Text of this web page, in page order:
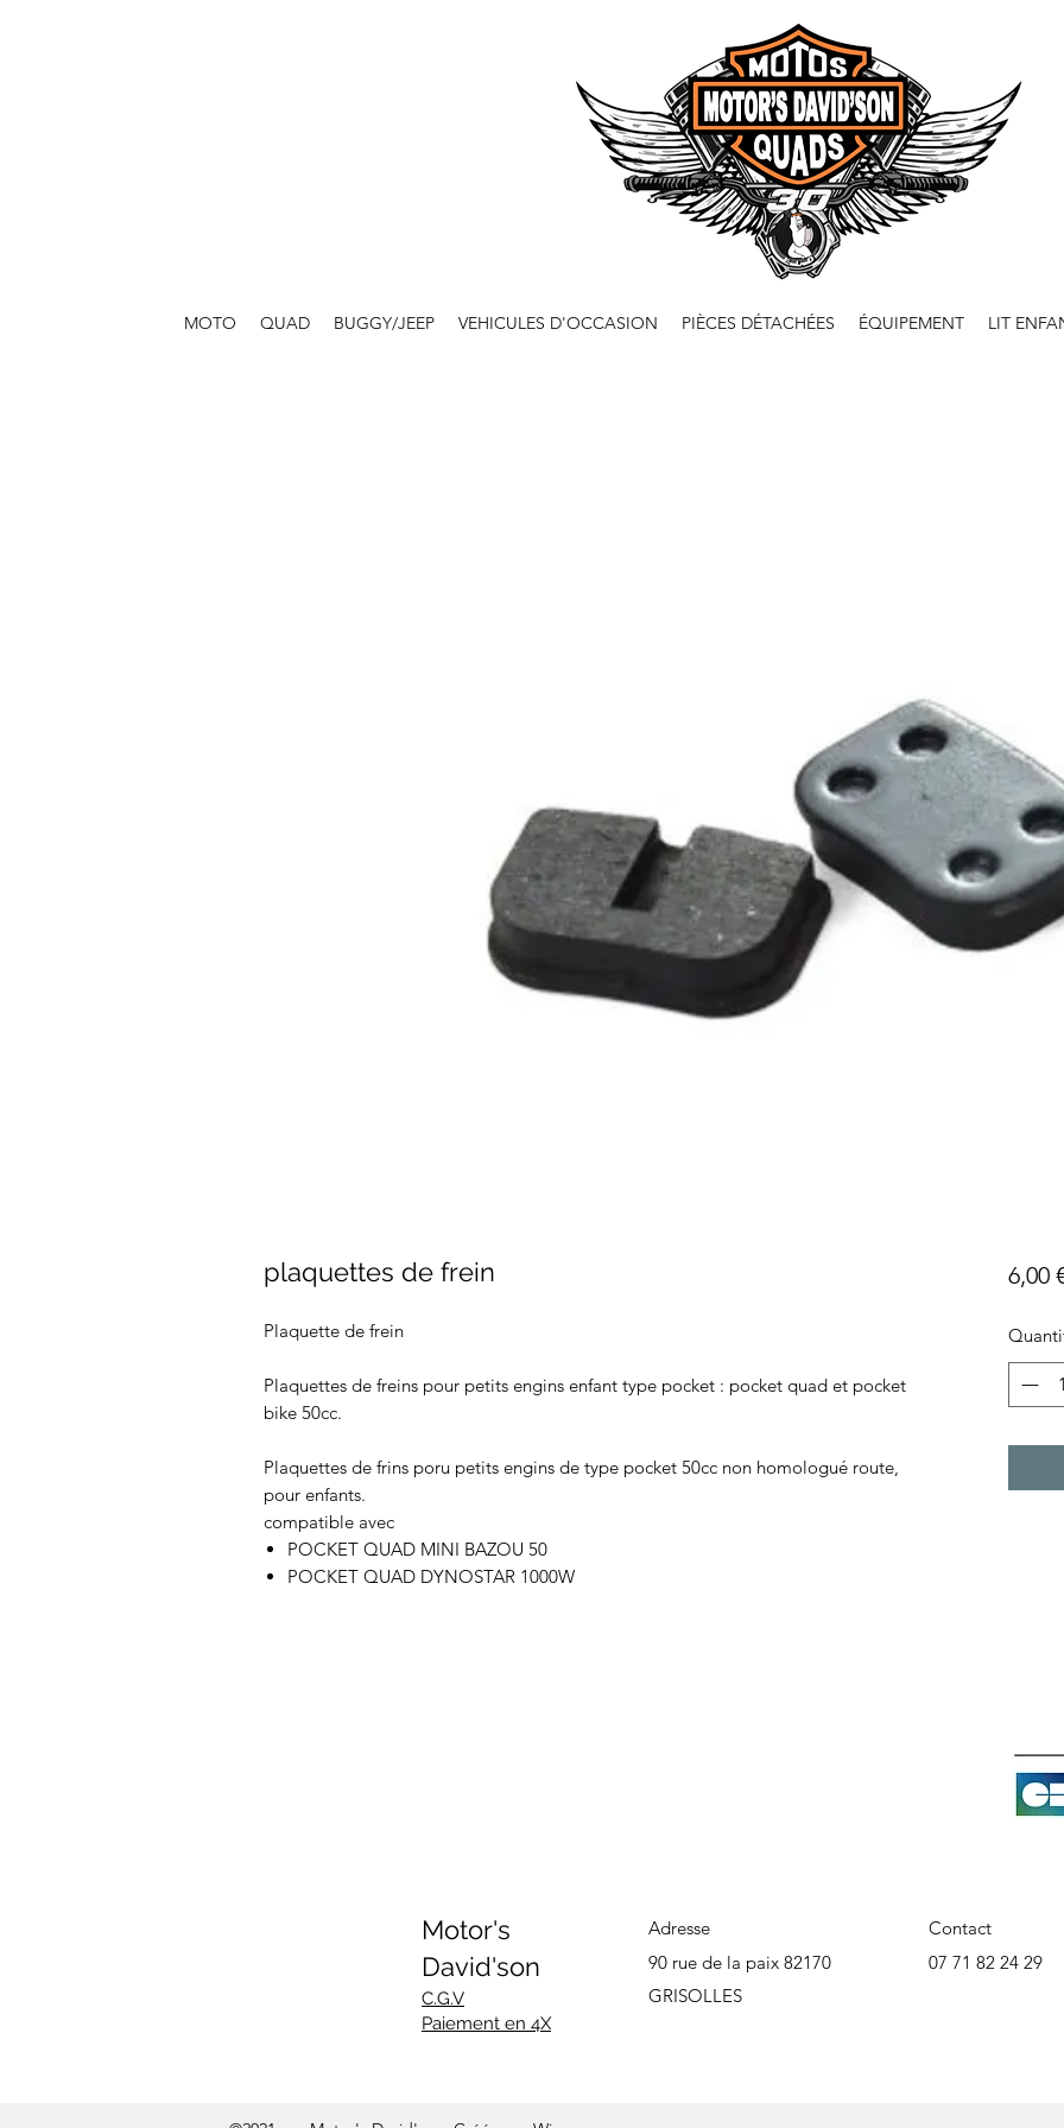
MOTO QUAD BUGGY/JEEP VEHICULES D'OCCASION PIÈCES DÉTACHÉES ÉQUIPEMENT LIT
plaquettes de frein
Plaquette de frein
Plaquettes de freins pour petits engins enfant type pocket : pocket quad et pocket
bike 50cc.
Plaquettes de frins poru petits engins de type pocket 50cc non homologué route,
pour enfants.
compatible avec
POCKET QUAD MINI BAZOU 50
POCKET QUAD DYNOSTAR 1000W
6,00
Motor's
David'son
C.G.V
Paiement en 4X
Adresse
90 rue de la paix 82170
GRISOLLES
Contact
07 71 82 24 29